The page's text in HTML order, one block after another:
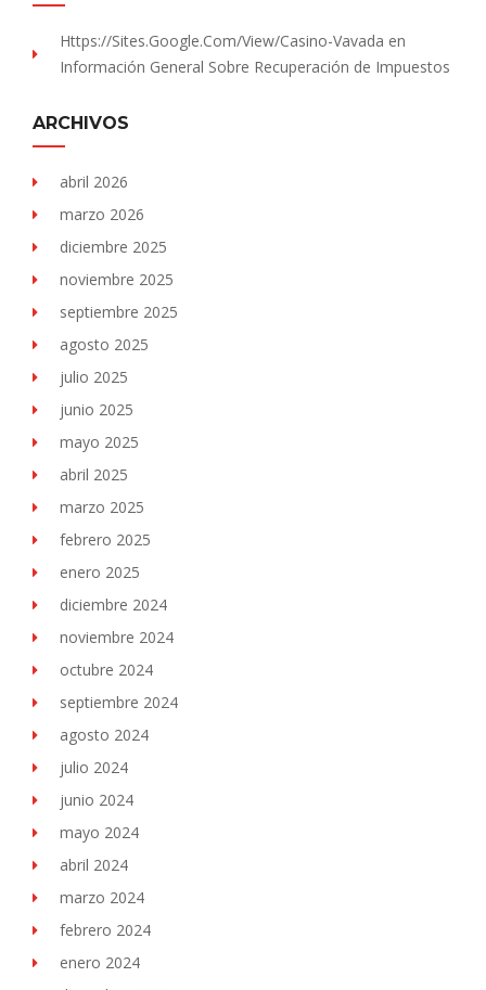
Https://sites.Google.com/view/Casino-Vavada en
Información General Sobre Recuperación de Impuestos
ARCHIVOS
abril 2026
marzo 2026
diciembre 2025
noviembre 2025
septiembre 2025
agosto 2025
julio 2025
junio 2025
mayo 2025
abril 2025
marzo 2025
febrero 2025
enero 2025
diciembre 2024
noviembre 2024
octubre 2024
septiembre 2024
agosto 2024
julio 2024
junio 2024
mayo 2024
abril 2024
marzo 2024
febrero 2024
enero 2024